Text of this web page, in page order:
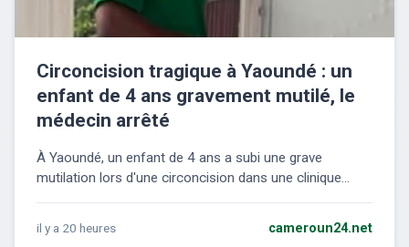
Circoncision tragique à Yaoundé : un
enfant de 4 ans gravement mutilé, le
médecin arrêté
À Yaoundé, un enfant de 4 ans a subi une grave
mutilation lors d'une circoncision dans une clinique...
il y a 20 heures cameroun24.net